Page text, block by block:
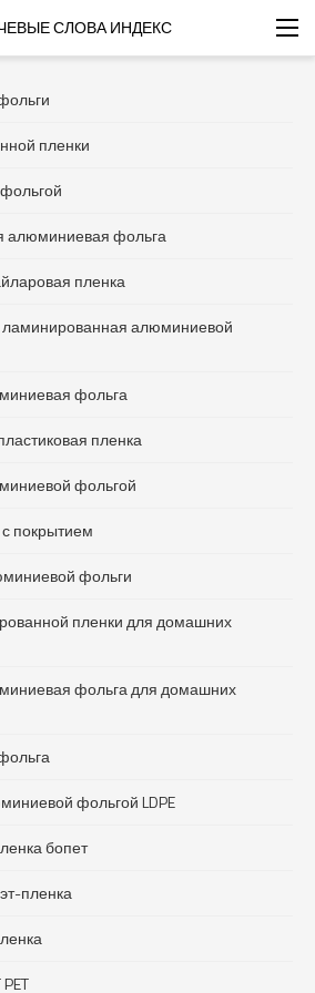
СЛОВА ИНДЕКС
пленки
алюминиевая фольга
пленка
алюминиевой
фольга
пленка
фольгой
покрытием
фольги
пленки для домашних
фольга для домашних
фольгой LDPE
бопет
пленка